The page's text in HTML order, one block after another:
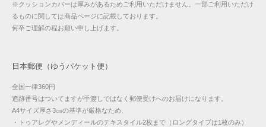
※クッションカバーは厚みがあるためご利用いただけません。一部ご利用いただけ
るものに関しては商品ページに記載しております。
何卒ご理解の程お願い申し上げます。
日本郵便（ゆうパケット便）
全国一律360円
追跡番号はついてますが手渡しではなく郵便受けへのお届けになります。
A4サイズ厚さ3㎝の基準が厳格なため、
・トゥアレグやメンディールのテキスタイル2枚まで（ロングタイプは1枚のみ）